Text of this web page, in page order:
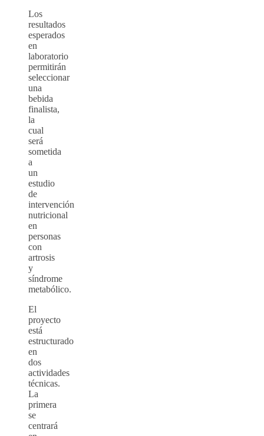
Los
resultados
esperados
en
laboratorio
permitirán
seleccionar
una
bebida
finalista,
la
cual
será
sometida
a
un
estudio
de
intervención
nutricional
en
personas
con
artrosis
y
síndrome
metabólico.
El
proyecto
está
estructurado
en
dos
actividades
técnicas.
La
primera
se
centrará